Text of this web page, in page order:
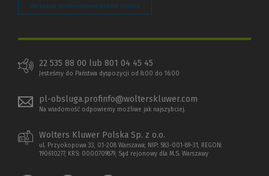
Zarządzaj preferencjami plików cookie
22 535 88 00 lub 801 04 45 45
Jesteśmy do Państwa dyspozycji od 8:00 do 16:00
pl-obsluga.profinfo@wolterskluwer.com
Na wiadomość odpowiemy możliwe jak najszybciej.
Wolters Kluwer Polska Sp. z o.o.
ul. Przyokopowa 33, 01-208 Warszawa; NIP: 583-001-89-31, REGON:
190610277, KRS: 0000709879, Sąd rejonowy dla M.S. Warszawy